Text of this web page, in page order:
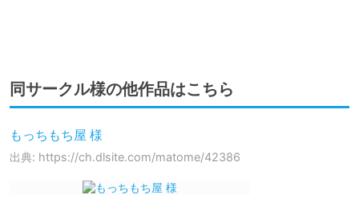
同サークル様の他作品はこちら
もっちもち屋 様
出典: https://ch.dlsite.com/matome/42386